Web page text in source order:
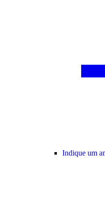
Indique um